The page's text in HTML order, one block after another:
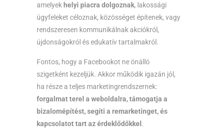
amelyek helyi piacra dolgoznak, lakossági
ügyfeleket céloznak, közösséget építenek, vagy
rendszeresen kommunikálnak akciókról,
újdonságokról és edukatív tartalmakról.
Fontos, hogy a Facebookot ne önálló
szigetként kezeljük. Akkor működik igazán jól,
ha része a teljes marketingrendszernek:
forgalmat terel a weboldalra, támogatja a
bizalomépítést, segíti a remarketinget, és
kapcsolatot tart az érdeklődőkkel .